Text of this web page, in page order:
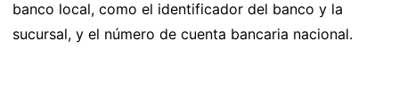
banco local, como el identificador del banco y la
sucursal, y el número de cuenta bancaria nacional.